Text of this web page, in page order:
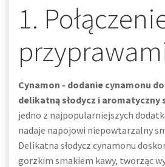
1.
Cynamon - dodanie cynamonu
delikatną słodycz i aromatyczny
jedno z najpopularniejszych
nadaje napojowi niepowtarzalny
Delikatna słodycz cynamonu
gorzkim smakiem kawy, tworząc